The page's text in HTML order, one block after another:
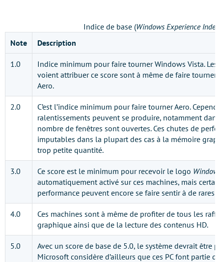
Indice de base (Windows Experience Index
Note
Description
1.0
Indice minimum pour faire tourner Windows Vista.
voient attribuer ce score sont à même de faire tourner
Aero.
2.0
C’est l’indice minimum pour faire tourner Aero.
ralentissements peuvent se produire, notamment
nombre de fenêtres sont ouvertes. Ces chutes de
imputables dans la plupart des cas à la mémoire
trop petite quantité.
3.0 Ce score est le minimum pour recevoir le logo
automatiquement activé sur ces machines, mais
performance peuvent encore se faire sentir à de rares
4.0
Ces machines sont à même de profiter de tous les
graphique ainsi que de la lecture des contenus HD.
5.0
Avec un score de base de 5.0, le système devrait être
Microsoft considère d’ailleurs que ces PC font partie